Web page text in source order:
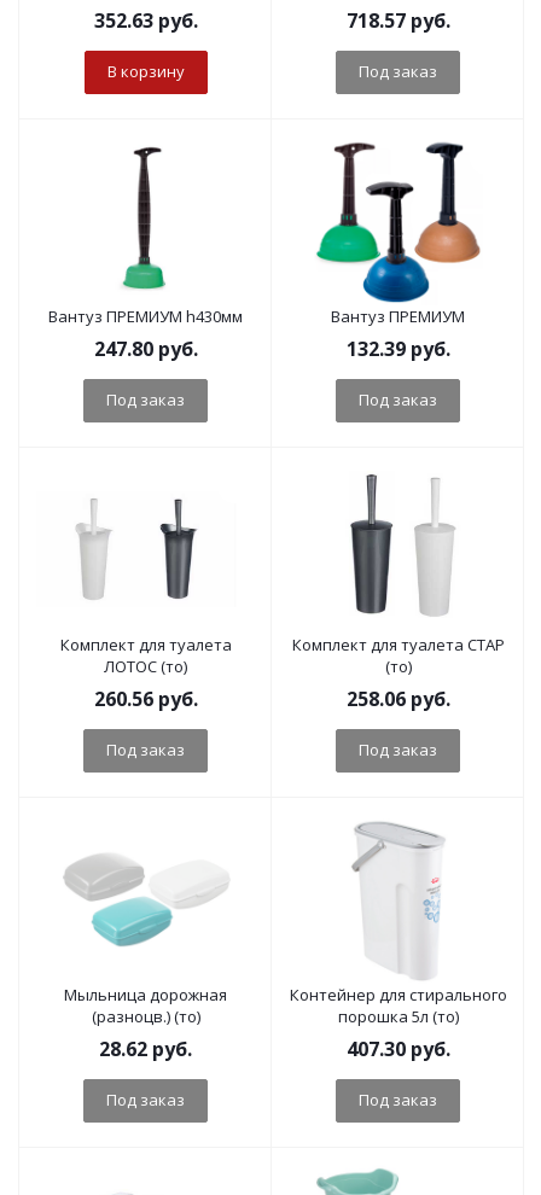
352.63руб.
В корзину
718.57руб.
Под заказ
Вантуз ПРЕМИУМ h430мм
247.80руб.
Под заказ
Вантуз ПРЕМИУМ
132.39руб.
Под заказ
Комплект для туалета
ЛОТОС (то)
260.56руб.
Под заказ
Комплект для туалета СТАР
(то)
258.06руб.
Под заказ
Мыльница дорожная
(разноцв.) (то)
28.62 руб.
Под заказ
Контейнер для стирального
порошка 5л (то)
407.30руб.
Под заказ